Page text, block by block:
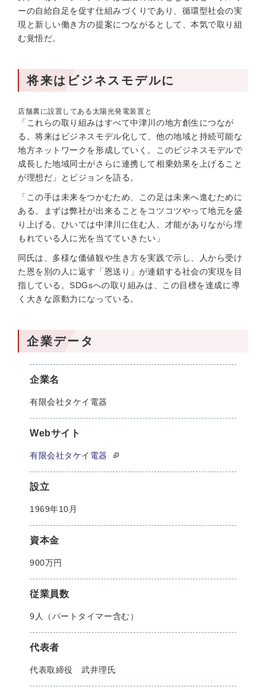
ーの自給自足を促す仕組みづくりであり、循環型社会の実
現と新しい働き方の提案につながるとして、本気で取り組
む覚悟だ。
将来はビジネスモデルに
店舗裏に設置してある太陽光発電装置と
「これらの取り組みはすべて中津川の地方創生につなが
る。将来はビジネスモデル化して、他の地域と持続可能な
地方ネットワークを形成していく。このビジネスモデルで
成長した地域同士がさらに連携して相乗効果を上げること
が理想だ」とビジョンを語る。
「この手は未来をつかむため、この足は未来へ進むために
ある。まずは弊社が出来ることをコツコツやって地元を盛
り上げる。ひいては中津川に住む人、才能がありながら埋
もれている人に光を当てていきたい」
同氏は、多様な価値観や生き方を実践で示し、人から受け
た恩を別の人に返す「恩送り」が連鎖する社会の実現を目
指している。SDGsへの取り組みは、この目標を達成に導
く大きな原動力になっている。
企業データ
企業名
有限会社タケイ電器
Webサイト
有限会社タケイ電器
設立
1969年10月
資本金
900万円
従業員数
9人（パートタイマー含む）
代表者
代表取締役 武井理氏